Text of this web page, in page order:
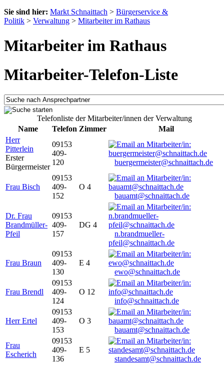
Sie sind hier: Markt Schnaittach > Bürgerservice &
Politik > Verwaltung > Mitarbeiter im Rathaus
Mitarbeiter im Rathaus
Mitarbeiter-Telefon-Liste
Telefonliste der Mitarbeiter/innen der Verwaltung
Name
Telefon Zimmer
Mail
Herr
Pitterlein
Erster
Bürgermeister
09153
409-
120
buergermeister@schnaittach.de
Frau Bisch
09153
409-
152
O 4
bauamt@schnaittach.de
Dr. Frau
Brandmüller-
Pfeil
09153
409-
157
DG 4
n.brandmueller-
pfeil@schnaittach.de
Frau Braun
09153
409-
130
E 4
ewo@schnaittach.de
Frau Brendl
09153
409-
124
O 12
info@schnaittach.de
Herr Ertel
09153
409-
153
O 3
bauamt@schnaittach.de
Frau
Escherich
09153
409-
136
E 5
standesamt@schnaittach.de